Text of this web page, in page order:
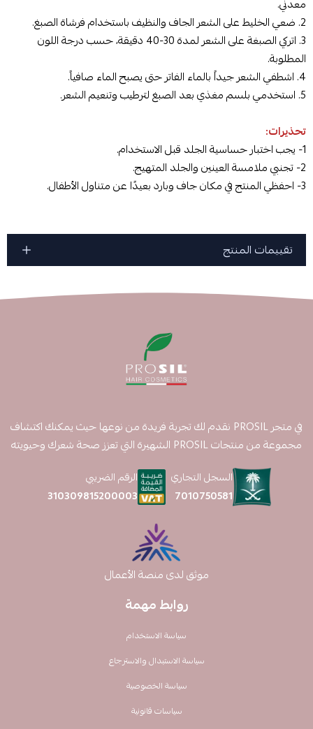
معدني.
2. ضعي الخليط على الشعر الجاف والنظيف باستخدام فرشاة الصبغ.
3. اتركي الصبغة على الشعر لمدة 30-40 دقيقة، حسب درجة اللون
المطلوبة.
4. اشطفي الشعر جيداً بالماء الفاتر حتى يصبح الماء صافياً.
5. استخدمي بلسم مغذي بعد الصبغ لترطيب وتنعيم الشعر.
تحذيرات:
1- يجب اختبار حساسية الجلد قبل الاستخدام.
2- تجنبي ملامسة العينين والجلد المتهيج.
3- احفظي المنتج في مكان جاف وبارد بعيدًا عن متناول الأطفال.
تقييمات المنتج
روابط مهمة
سياسة الاستخدام
سياسة الاستبدال والاسترجاع
سياسة الخصوصية
سياسات قانونية
في متجر PROSIL نقدم لك تجربة فريدة من نوعها حيث يمكنك اكتشاف
مجموعة من منتجات PROSIL الشهيرة التي تعزز صحة شعرك وحيويته
السجل التجاري
7010750581
الرقم الضريبي
310309815200003
موثق لدى منصة الأعمال